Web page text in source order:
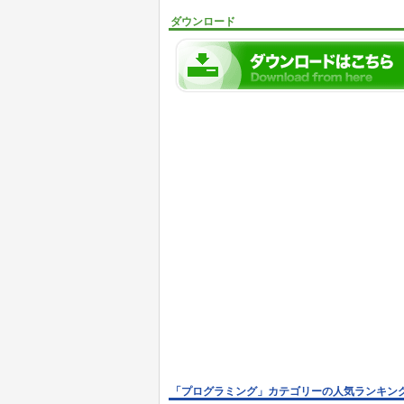
ダウンロード
「プログラミング」カテゴリーの人気ランキン